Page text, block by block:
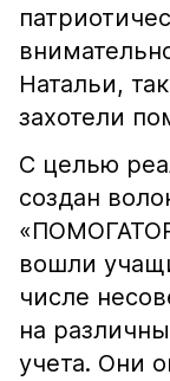
Натальи,
захотели
С целью
создан
вошли
числе
на
учета. Они